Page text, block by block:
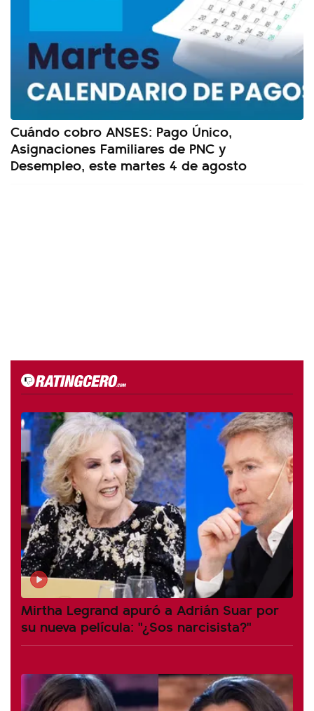
Cuándo cobro ANSES: Pago Único,
Asignaciones Familiares de PNC y
Desempleo, este martes 4 de agosto
Mirtha Legrand apuró a Adrián Suar por
su nueva película: "¿Sos narcisista?"